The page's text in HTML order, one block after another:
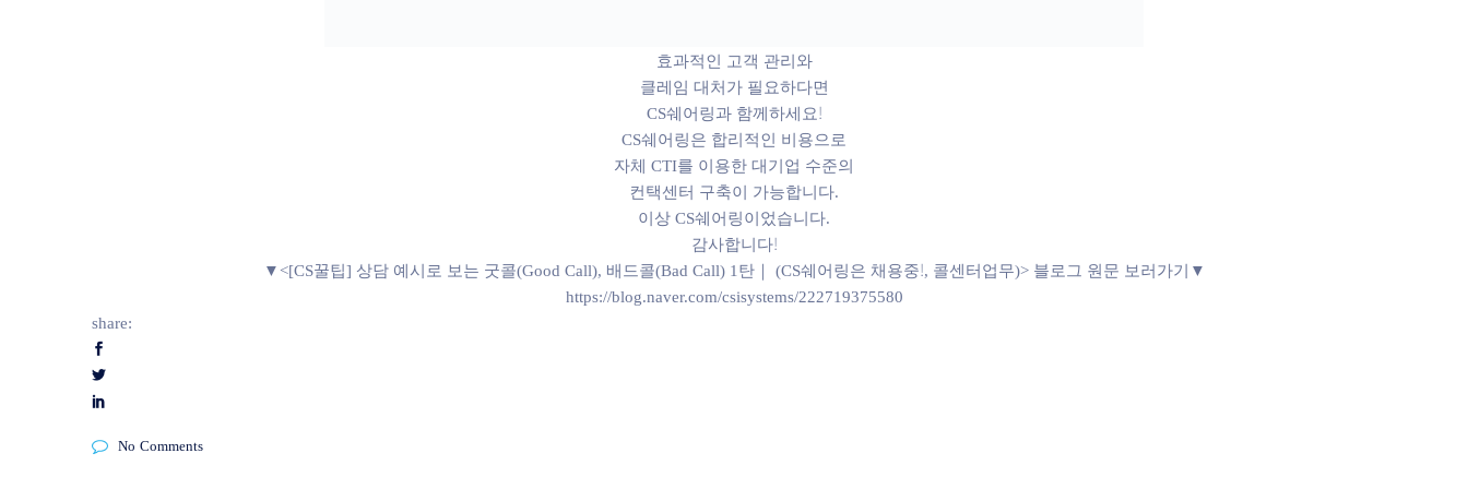
감사합니다!
▼<[CS꿀팁] 상담 예시로 보는 굿콜(Good Call), 배드콜(Bad Call) 1탄｜ (CS쉐어링은 채용중!, 콜센터업무)> 블로그 원문 보러가기▼
https://blog.naver.com/csisystems/222719375580